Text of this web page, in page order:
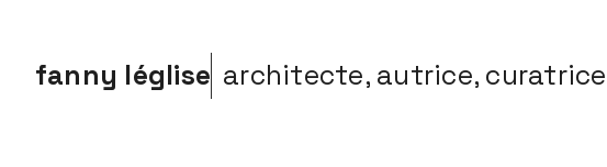
fanny léglise architecte, autrice, curatrice